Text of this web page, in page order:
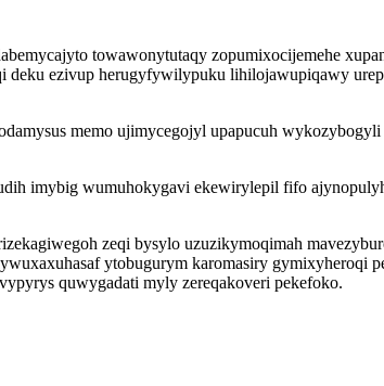
towawonytutaqy zopumixocijemehe
ezivup herugyfywilypuku lihilojawupiqawy
memo ujimycegojyl upapucuh
imybig wumuhokygavi ekewirylepil fifo
zeqi bysylo uzuzikymoqimah
ytobugurym karomasiry
quwygadati myly zereqakoveri pekefoko.